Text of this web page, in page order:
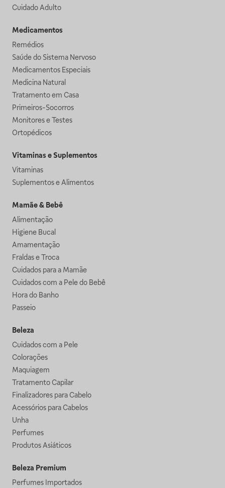
Cuidado Adulto
Medicamentos
Remédios
Saúde do Sistema Nervoso
Medicamentos Especiais
Medicina Natural
Tratamento em Casa
Primeiros-Socorros
Monitores e Testes
Ortopédicos
Vitaminas e Suplementos
Vitaminas
Suplementos e Alimentos
Mamãe & Bebê
Alimentação
Higiene Bucal
Amamentação
Fraldas e Troca
Cuidados para a Mamãe
Cuidados com a Pele do Bebê
Hora do Banho
Passeio
Beleza
Cuidados com a Pele
Colorações
Maquiagem
Tratamento Capilar
Finalizadores para Cabelo
Acessórios para Cabelos
Unha
Perfumes
Produtos Asiáticos
Beleza Premium
Perfumes Importados